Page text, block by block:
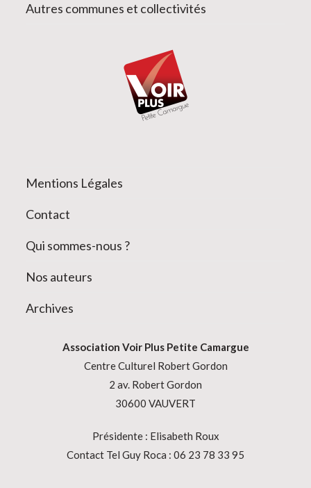
Autres communes et collectivités
Mentions Légales
Contact
Qui sommes-nous ?
Nos auteurs
Archives
Association Voir Plus Petite Camargue
Centre Culturel Robert Gordon
2 av. Robert Gordon
30600 VAUVERT
Présidente : Elisabeth Roux
Contact Tel Guy Roca : 06 23 78 33 95